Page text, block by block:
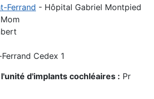
Ferrand - Hôpital Gabriel Montpied
Cedex 1
d'implants cochléaires : Pr